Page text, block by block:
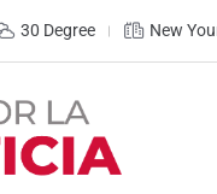
30 Degree New